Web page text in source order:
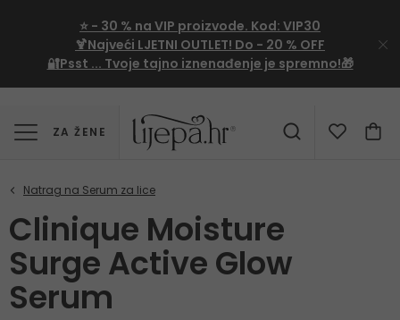
⭐ - 30 % na VIP proizvode. Kod: VIP30
🍹Najveći LJETNI OUTLET! Do - 20 % OFF
🔐Psst ... Tvoje tajno iznenađenje je spremno!🎁
ZA ŽENE
Clinique Moisture
Surge Active Glow
Serum